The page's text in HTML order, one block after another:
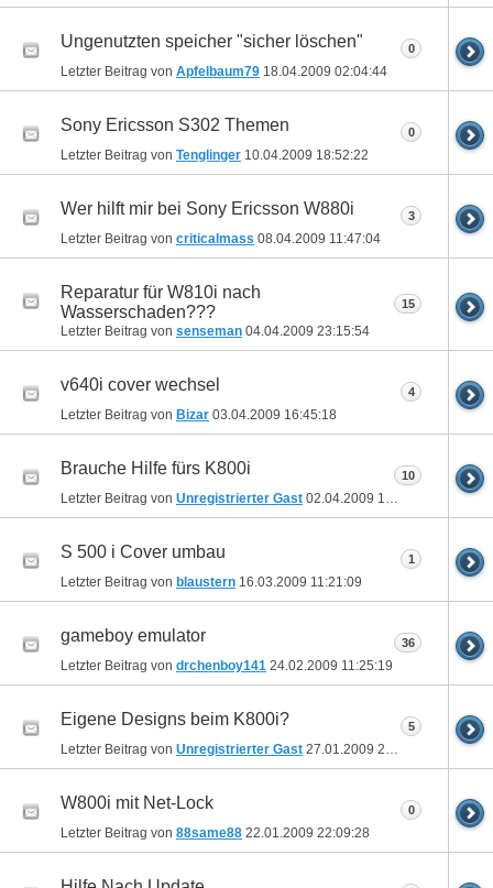
Ungenutzten speicher "sicher löschen"
Letzter Beitrag von Apfelbaum79 18.04.2009 02:04:44
0
Sony Ericsson S302 Themen
Letzter Beitrag von Tenglinger 10.04.2009 18:52:22
0
Wer hilft mir bei Sony Ericsson W880i
Letzter Beitrag von criticalmass 08.04.2009 11:47:04
3
Reparatur für W810i nach
Wasserschaden???
Letzter Beitrag von senseman 04.04.2009 23:15:54
15
v640i cover wechsel
Letzter Beitrag von Bizar 03.04.2009 16:45:18
4
Brauche Hilfe fürs K800i
Letzter Beitrag von Unregistrierter Gast 02.04.2009 16:32:59
10
S 500 i Cover umbau
Letzter Beitrag von blaustern 16.03.2009 11:21:09
1
gameboy emulator
Letzter Beitrag von drchenboy141 24.02.2009 11:25:19
36
Eigene Designs beim K800i?
Letzter Beitrag von Unregistrierter Gast 27.01.2009 20:16:35
5
W800i mit Net-Lock
Letzter Beitrag von 88same88 22.01.2009 22:09:28
0